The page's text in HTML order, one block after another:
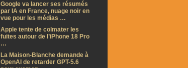
Google va lancer ses résumés
par IA en France, nuage noir en
vue pour les médias …
Apple tente de colmater les
fuites autour de l’iPhone 18 Pro
…
La Maison-Blanche demande à
OpenAI de retarder GPT-5.6